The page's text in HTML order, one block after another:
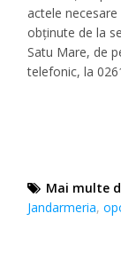
actele
obținute de la
Satu Mare, de
telefonic, la
Mai multe
Jandarmeria,